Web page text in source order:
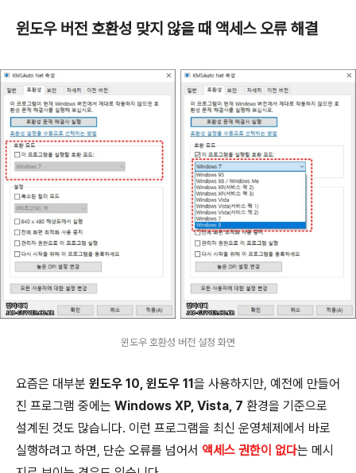
윈도우 버전 호환성 맞지 않을 때 액세스 오류 해결
윈도우 호환성 버전 설정 화면
요즘은 대부분 윈도우 10, 윈도우 11을 사용하지만, 예전에 만들어
진 프로그램 중에는 Windows XP, Vista, 7 환경을 기준으로
설계된 것도 많습니다. 이런 프로그램을 최신 운영체제에서 바로
실행하려고 하면, 단순 오류를 넘어서 액세스 권한이 없다는 메시